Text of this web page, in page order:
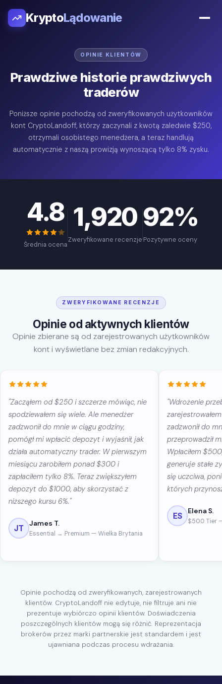
KryptoLądowanie
OPINIE KLIENTÓW
Prawdziwe historie prawdziwych
traderów
Poniższe opinie pochodzą od zweryfikowanych użytkowników
kont CryptoLandoff, którzy zaczynali z kwotą zaledwie $250,
otrzymali osobistego menedżera, a teraz handlują
automatycznie z naszą prowizją wynoszącą tylko 8% zysku.
4.8
Średnia ocena
1,920
Zweryfikowane recenzje
92%
Pozytywne oceny
ZWERYFIKOWANE RECENZJE
Opinie od aktywnych klientów
Opinie zbierane są od zarejestrowanych użytkowników
kont i wyświetlane bez zmian redakcyjnych.
"Zacząłem od $250 i szczerze mówiąc, nie
spodziewałem się wiele. Ale menedżer
zadzwonił do mnie w ciągu godziny,
pomógł mi wpłacić depozyt i wyjaśnił, jak
działa automatyczny trader. W pierwszym
miesiącu zarobiłem ponad $300 i
zapłaciłem tylko 8%. Teraz zwiększyłem
depozyt do $1000, aby skorzystać z
niższego kursu 6%."
JT
James T.
Essential → Premium — Wielka Brytania
"Wdrożenie
zadzwonił do
przeprowadził
Wpłaciłem
generuje stałe
się uczciwa,
których
ES
Elena S.
$500 Tier
Opinie pochodzą od zweryfikowanych, zarejestrowanych
klientów. CryptoLandoff nie edytuje, nie filtruje ani nie
prezentuje wybiórczo opinii klientów. Doświadczenia
poszczególnych klientów mogą się różnić. Reprezentacja
brokerów przez marki partnerskie jest standardem i jest
ujawniana podczas procesu wdrażania.